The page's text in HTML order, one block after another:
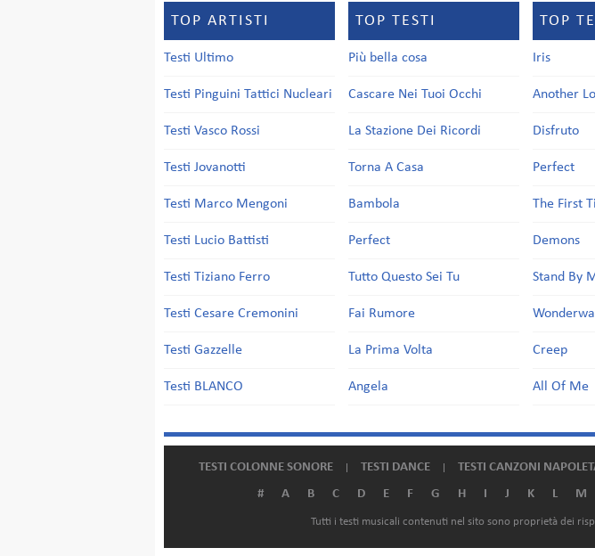
TOP ARTISTI
Testi Ultimo
Testi Pinguini Tattici Nucleari
Testi Vasco Rossi
Testi Jovanotti
Testi Marco Mengoni
Testi Lucio Battisti
Testi Tiziano Ferro
Testi Cesare Cremonini
Testi Gazzelle
Testi BLANCO
TOP TESTI
Più bella cosa
Cascare Nei Tuoi Occhi
La Stazione Dei Ricordi
Torna A Casa
Bambola
Perfect
Tutto Questo Sei Tu
Fai Rumore
La Prima Volta
Angela
TOP
Iris
Another
Disfruto
Perfect
The First
Demons
Stand By
Wonderwall
Creep
All Of Me
TESTI COLONNE SONORE TESTI DANCE TESTI CANZONI
#
A B C D E F G H I J K L M
Tutti i testi musicali contenuti nel sito sono proprietà dei